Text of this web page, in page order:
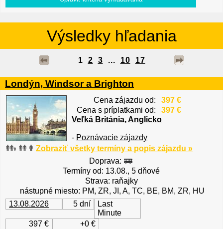
Výsledky hľadania
1 2 3 ... 10 17
Londýn, Windsor a Brighton
Cena zájazdu od:
397 €
Cena s príplatkami od:
397 €
Veľká Británia,Anglicko
- Poznávacie zájazdy
Zobraziť všetky termíny a popis zájazdu »
Doprava:
Termíny od: 13.08., 5 dňové
Strava: raňajky
nástupné miesto: PM, ZR, JI, A, TC, BE, BM, ZR, HU
13.08.2026
5 dní
Last
Minute
397 €
+0 €